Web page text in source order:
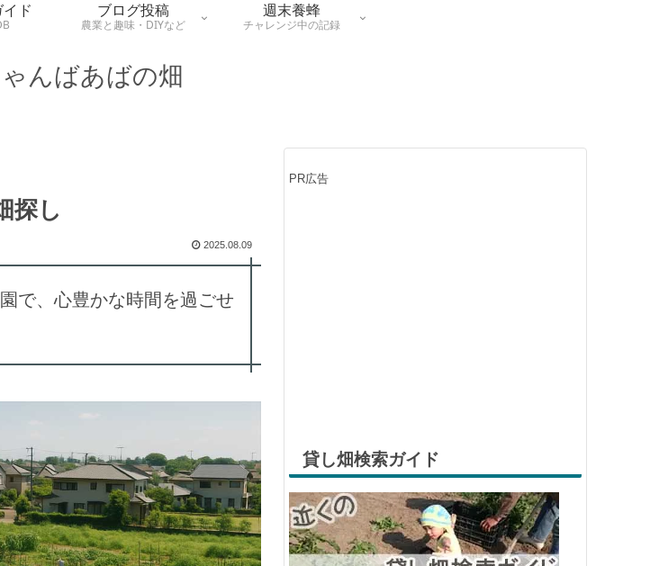
んばあばの畑
ド
ブログ投稿
農業と趣味・DIYなど
週末養蜂
チャレンジ中の記録
探し
2025.08.09
で、心豊かな時間を過ごせ
PR広告
貸し畑検索ガイド